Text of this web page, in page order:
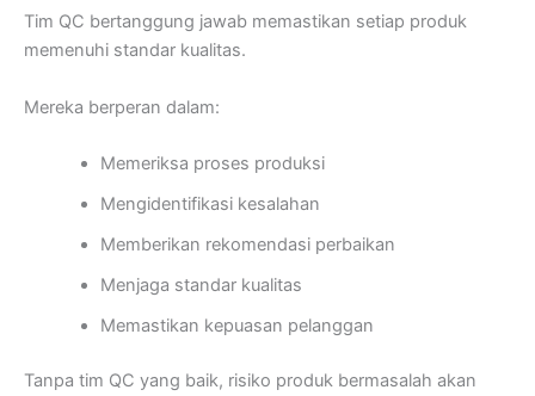
Tim QC bertanggung jawab memastikan setiap produk
memenuhi standar kualitas.
Mereka berperan dalam:
Memeriksa proses produksi
Mengidentifikasi kesalahan
Memberikan rekomendasi perbaikan
Menjaga standar kualitas
Memastikan kepuasan pelanggan
Tanpa tim QC yang baik, risiko produk bermasalah akan